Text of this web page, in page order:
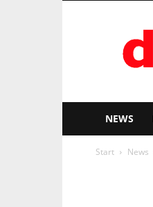
pixx
NEWS
Start News